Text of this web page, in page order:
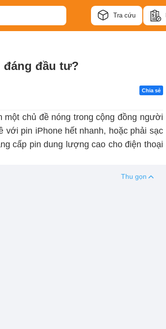
Tra cứu
đáng đầu tư?
Chia sẻ
chủ đề nóng trong cộng đồng người
với pin iPhone hết nhanh, hoặc phải sạc
cấp pin dung lượng cao cho điện thoại
Thu gọn